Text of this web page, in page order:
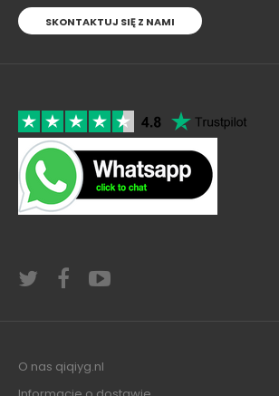
SKONTAKTUJ SIĘ Z NAMI
O nas qiqiyg.nl